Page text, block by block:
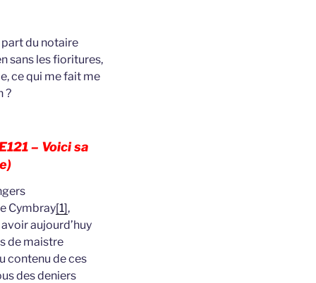
part du notaire
sans les fioritures,
ce qui me fait me
?
– Voici sa
Cymbray[1],
aujourd’huy
de maistre
contenu de ces
des deniers